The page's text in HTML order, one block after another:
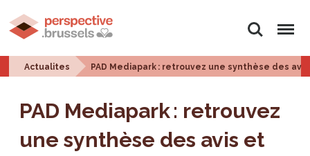
Rechercher
Menu
Actualites PAD Mediapark : retrouvez une synthèse des
PAD Mediapark : retrouvez
une synthèse des avis et